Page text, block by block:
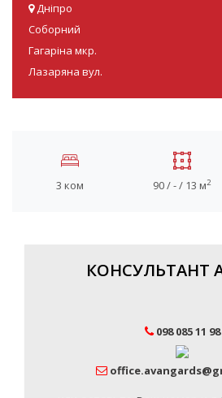
Дніпро
Соборний
Гагаріна мкр.
Лазаряна вул.
3 ком 90 / - / 13 м2
КОНСУЛЬТАНТ
098 085 11 98